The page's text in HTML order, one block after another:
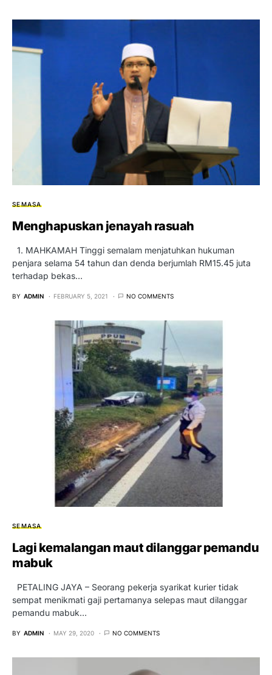
SEMASA
Menghapuskan jenayah rasuah
1. MAHKAMAH Tinggi semalam menjatuhkan hukuman
penjara selama 54 tahun dan denda berjumlah RM15.45 juta
terhadap bekas…
BY ADMIN FEBRUARY 5, 2021 NO COMMENTS
SEMASA
Lagi kemalangan maut dilanggar pemandu
mabuk
PETALING JAYA – Seorang pekerja syarikat kurier tidak
sempat menikmati gaji pertamanya selepas maut dilanggar
pemandu mabuk…
BY ADMIN MAY 29, 2020 NO COMMENTS